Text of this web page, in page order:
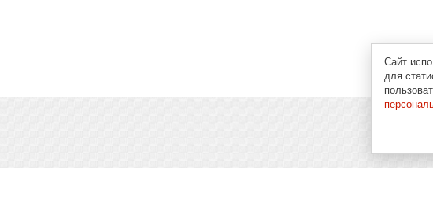
Сайт
для